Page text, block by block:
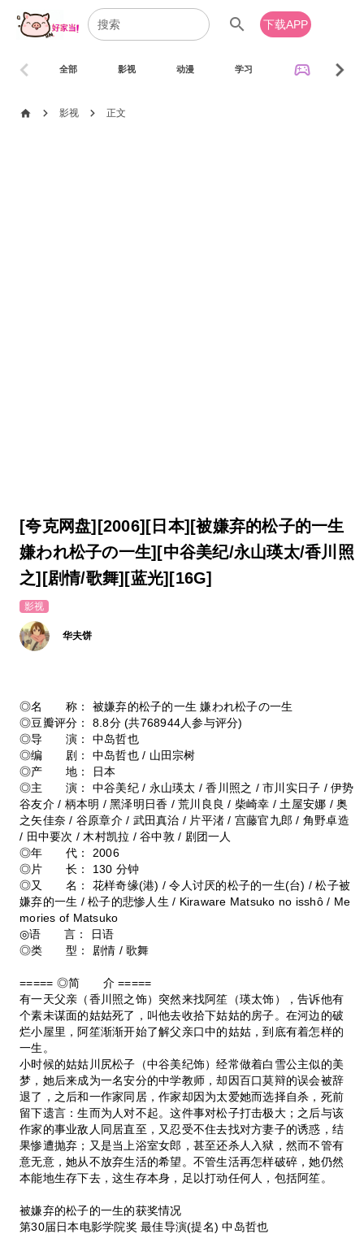
search 下载APP
全部 影视 动漫 学习 sports_esports
chevron_left chevron_right
home chevron_right 影视 chevron_right 正文
[夸克网盘][2006][日本][被嫌弃的松子的一生
嫌われ松子の一生][中谷美纪/永山瑛太/香川照
之][剧情/歌舞][蓝光][16G]
影视
华夫饼
◎名 称： 被嫌弃的松子的一生 嫌われ松子の一生
◎豆瓣评分： 8.8分 (共768944人参与评分)
◎导 演： 中岛哲也
◎编 剧： 中岛哲也 / 山田宗树
◎产 地： 日本
◎主 演： 中谷美纪 / 永山瑛太 / 香川照之 / 市川实日子 / 伊势
谷友介 / 柄本明 / 黑泽明日香 / 荒川良良 / 柴崎幸 / 土屋安娜 / 奥
之矢佳奈 / 谷原章介 / 武田真治 / 片平渚 / 宫藤官九郎 / 角野卓造
/ 田中要次 / 木村凯拉 / 谷中敦 / 剧团一人
◎年 代： 2006
◎片 长： 130 分钟
◎又 名： 花样奇缘(港) / 令人讨厌的松子的一生(台) / 松子被
嫌弃的一生 / 松子的悲惨人生 / Kiraware Matsuko no isshô / Me
mories of Matsuko
◎语 言： 日语
◎类 型： 剧情 / 歌舞
===== ◎简 介 =====
有一天父亲（香川照之饰）突然来找阿笙（瑛太饰），告诉他有
个素未谋面的姑姑死了，叫他去收拾下姑姑的房子。在河边的破
烂小屋里，阿笙渐渐开始了解父亲口中的姑姑，到底有着怎样的
一生。
小时候的姑姑川尻松子（中谷美纪饰）经常做着白雪公主似的美
梦，她后来成为一名安分的中学教师，却因百口莫辩的误会被辞
退了，之后和一作家同居，作家却因为太爱她而选择自杀，死前
留下遗言：生而为人对不起。这件事对松子打击极大；之后与该
作家的事业敌人同居直至，又忍受不住去找对方妻子的诱惑，结
果惨遭抛弃；又是当上浴室女郎，甚至还杀人入狱，然而不管有
意无意，她从不放弃生活的希望。不管生活再怎样破碎，她仍然
本能地生存下去，这生存本身，足以打动任何人，包括阿笙。
被嫌弃的松子的一生的获奖情况
第30届日本电影学院奖 最佳导演(提名) 中岛哲也